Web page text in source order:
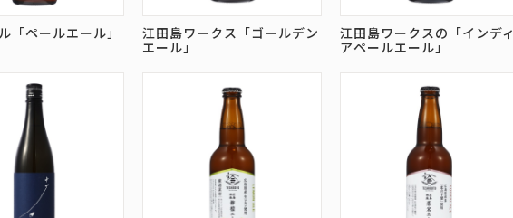
「ペールエール」
江田島ワークス「ゴールデン
エール」
江田島ワークスの「インディ
アペールエール」